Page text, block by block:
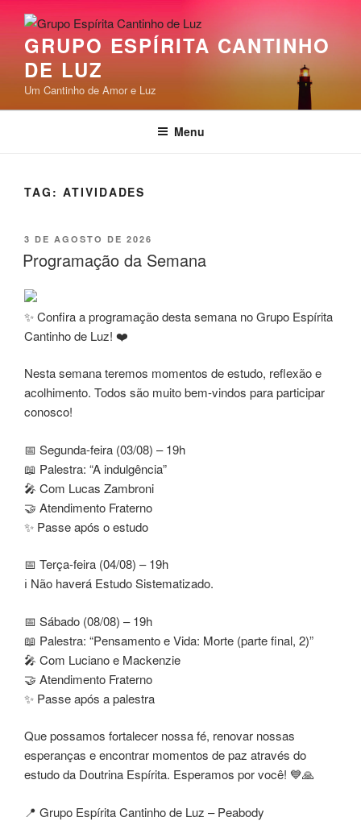
conteúdo
GRUPO ESPÍRITA CANTINHO
DE LUZ
Um Cantinho de Amor e Luz
Menu
TAG: ATIVIDADES
PUBLICADO
EM
3 DE AGOSTO DE 2026
Programação da Semana
✨ Confira a programação desta semana no Grupo Espírita
Cantinho de Luz! ❤️
Nesta semana teremos momentos de estudo, reflexão e
acolhimento. Todos são muito bem-vindos para participar
conosco!
📅 Segunda-feira (03/08) – 19h
📖 Palestra: “A indulgência”
🎤 Com Lucas Zambroni
🤝 Atendimento Fraterno
✨ Passe após o estudo
📅 Terça-feira (04/08) – 19h
ℹ️ Não haverá Estudo Sistematizado.
📅 Sábado (08/08) – 19h
📖 Palestra: “Pensamento e Vida: Morte (parte final, 2)”
🎤 Com Luciano e Mackenzie
🤝 Atendimento Fraterno
✨ Passe após a palestra
Que possamos fortalecer nossa fé, renovar nossas
esperanças e encontrar momentos de paz através do
estudo da Doutrina Espírita. Esperamos por você! 💙🙏
📍 Grupo Espírita Cantinho de Luz – Peabody